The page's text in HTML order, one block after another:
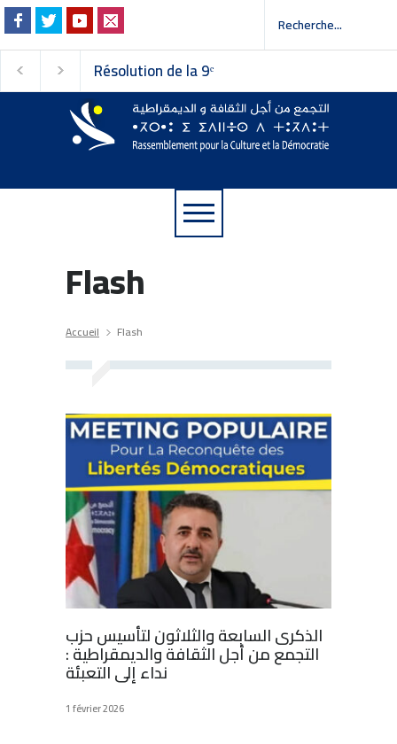
Résolution de la 9ᵉ
session du Conseil
national du
Rassemblement pour la
Culture et la Démocratie
دعوة إلى وسائل الإعلام
Flash
Accueil Flash
الذكرى السابعة والثلاثون لتأسيس حزب
التجمع من أجل الثقافة والديمقراطية :
نداء إلى التعبئة
1 février 2026